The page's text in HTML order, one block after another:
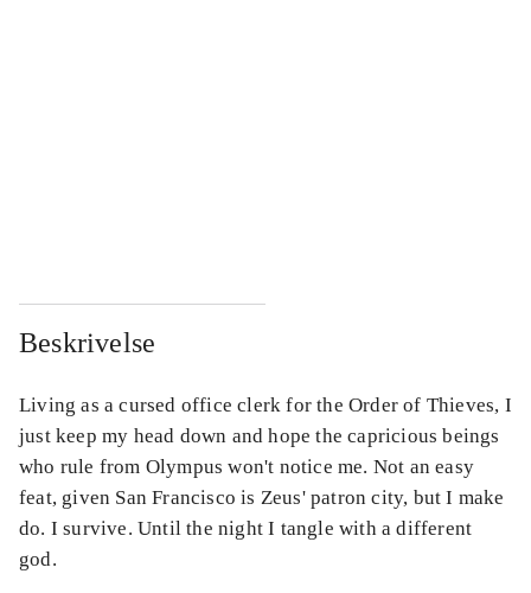
Beskrivelse
Living as a cursed office clerk for the Order of Thieves, I
just keep my head down and hope the capricious beings
who rule from Olympus won't notice me. Not an easy
feat, given San Francisco is Zeus' patron city, but I make
do. I survive. Until the night I tangle with a different
god.